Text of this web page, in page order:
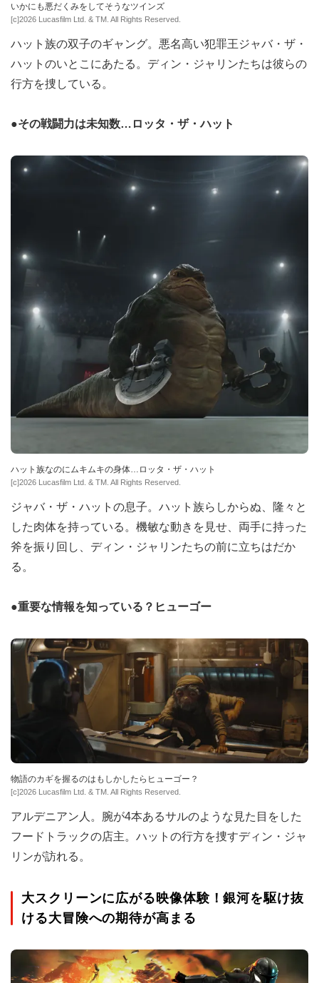
いかにも悪だくみをしてそうなツインズ
[c]2026 Lucasfilm Ltd. & TM. All Rights Reserved.
ハット族の双子のギャング。悪名高い犯罪王ジャバ・ザ・
ハットのいとこにあたる。ディン・ジャリンたちは彼らの
行方を捜している。
●その戦闘力は未知数…ロッタ・ザ・ハット
ハット族なのにムキムキの身体…ロッタ・ザ・ハット
[c]2026 Lucasfilm Ltd. & TM. All Rights Reserved.
ジャバ・ザ・ハットの息子。ハット族らしからぬ、隆々と
した肉体を持っている。機敏な動きを見せ、両手に持った
斧を振り回し、ディン・ジャリンたちの前に立ちはだか
る。
●重要な情報を知っている？ヒューゴー
物語のカギを握るのはもしかしたらヒューゴー？
[c]2026 Lucasfilm Ltd. & TM. All Rights Reserved.
アルデニアン人。腕が4本あるサルのような見た目をした
フードトラックの店主。ハットの行方を捜すディン・ジャ
リンが訪れる。
大スクリーンに広がる映像体験！銀河を駆け抜
ける大冒険への期待が高まる